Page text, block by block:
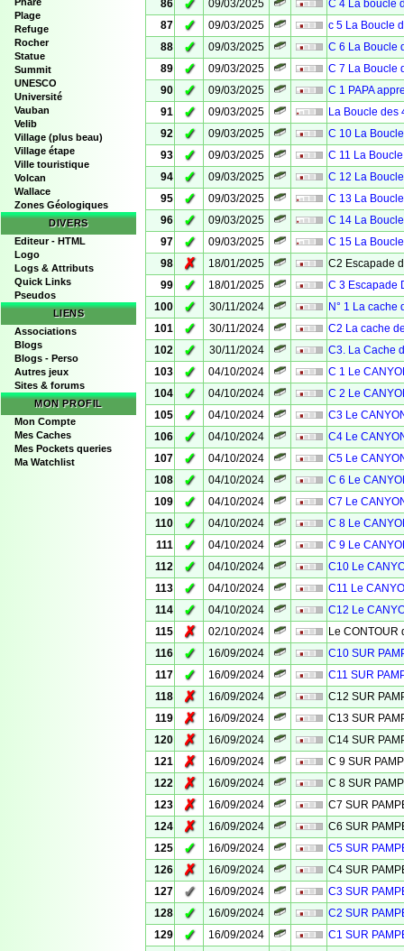
Plage
Refuge
Rocher
Statue
Summit
UNESCO
Université
Vauban
Velib
Village (plus beau)
Village étape
Ville touristique
Volcan
Wallace
Zones Géologiques
DIVERS
Editeur - HTML
Logo
Logs & Attributs
Quick Links
Pseudos
LIENS
Associations
Blogs
Blogs - Perso
Autres jeux
Sites & forums
MON PROFIL
Mon Compte
Mes Caches
Mes Pockets queries
Ma Watchlist
86
✓ 09/03/2025
C 4 La boucle
87
✓ 09/03/2025
c 5 La Boucle
88
✓ 09/03/2025
C 6 La Boucle
89
✓ 09/03/2025
C 7 La Boucle
90
✓ 09/03/2025
C 1 PAPA
91
✓ 09/03/2025
La Boucle des
92
✓ 09/03/2025
C 10 La
93
✓ 09/03/2025
C 11 La
94
✓ 09/03/2025
C 12 La
95
✓ 09/03/2025
C 13 La
96
✓ 09/03/2025
C 14 La
97
✓ 09/03/2025
C 15 La
98
✗ 18/01/2025
C2 Escapade
99
✓ 18/01/2025
C 3 Escapade
100
✓ 30/11/2024
N° 1 La cache
101
✓ 30/11/2024
C2 La cache
102
✓ 30/11/2024
C3. La Cache
103
✓ 04/10/2024
C 1 Le
104
✓ 04/10/2024
C 2 Le
105
✓ 04/10/2024
C3 Le
106
✓ 04/10/2024
C4 Le
107
✓ 04/10/2024
C5 Le
108
✓ 04/10/2024
C 6 Le
109
✓ 04/10/2024
C7 Le
110
✓ 04/10/2024
C 8 Le
111
✓ 04/10/2024
C 9 Le
112
✓ 04/10/2024
C10 Le
113
✓ 04/10/2024
C11 Le
114
✓ 04/10/2024
C12 Le
115
✗ 02/10/2024
Le CONTOUR
116
✓ 16/09/2024
C10 SUR
117
✓ 16/09/2024
C11 SUR
118
✗ 16/09/2024
C12 SUR
119
✗ 16/09/2024
C13 SUR
120
✗ 16/09/2024
C14 SUR
121
✗ 16/09/2024
C 9 SUR
122
✗ 16/09/2024
C 8 SUR
123
✗ 16/09/2024
C7 SUR
124
✗ 16/09/2024
C6 SUR
125
✓ 16/09/2024
C5 SUR
126
✗ 16/09/2024
C4 SUR
127
✓ 16/09/2024
C3 SUR
128
✓ 16/09/2024
C2 SUR
129
✓ 16/09/2024
C1 SUR